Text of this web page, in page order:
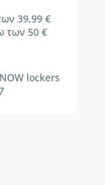
39,99 €
των 50 €
lockers